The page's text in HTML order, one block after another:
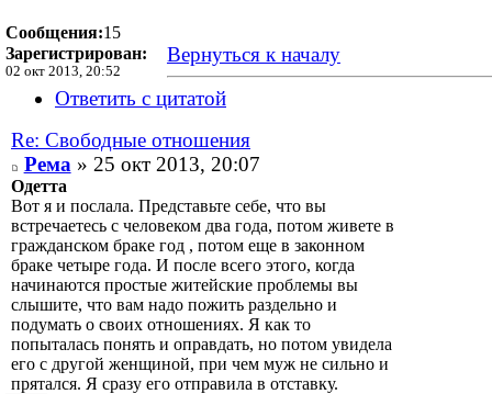
Сообщения:15
Зарегистрирован:
02 окт 2013, 20:52
Вернуться к началу
Ответить с цитатой
Re: Свободные отношения
Рема » 25 окт 2013, 20:07
Одетта
Вот я и послала. Представьте себе, что вы
встречаетесь с человеком два года, потом живете в
гражданском браке год , потом еще в законном
браке четыре года. И после всего этого, когда
начинаются простые житейские проблемы вы
слышите, что вам надо пожить раздельно и
подумать о своих отношениях. Я как то
попыталась понять и оправдать, но потом увидела
его с другой женщиной, при чем муж не сильно и
прятался. Я сразу его отправила в отставку.